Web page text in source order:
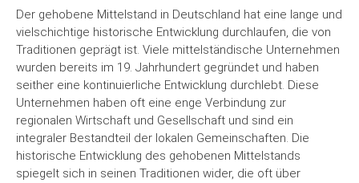
Der gehobene Mittelstand in Deutschland hat eine lange und
vielschichtige historische Entwicklung durchlaufen, die von
Traditionen geprägt ist. Viele mittelständische Unternehmen
wurden bereits im 19. Jahrhundert gegründet und haben
seither eine kontinuierliche Entwicklung durchlebt. Diese
Unternehmen haben oft eine enge Verbindung zur
regionalen Wirtschaft und Gesellschaft und sind ein
integraler Bestandteil der lokalen Gemeinschaften. Die
historische Entwicklung des gehobenen Mittelstands
spiegelt sich in seinen Traditionen wider, die oft über